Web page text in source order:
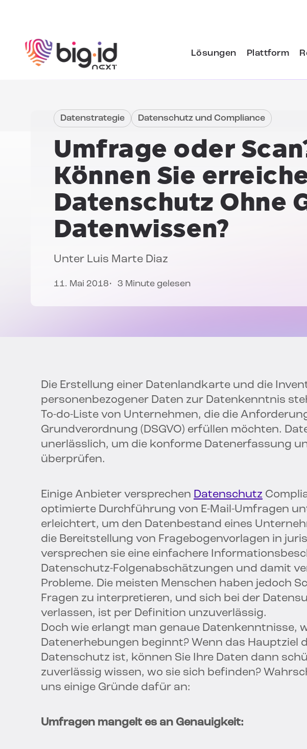
Lösungen Plattform
Datenstrategie Datenschutz und Compliance
Umfrage oder
Können Sie
Datenschutz Ohne
Datenwissen?
Unter Luis Marte Diaz
11. Mai 2018 3 Minute gelesen
Die Erstellung einer Datenlandkarte und die
personenbezogener Daten zur Datenkenntnis
To-do-Liste von Unternehmen, die die
Grundverordnung (DSGVO) erfüllen möchten.
unerlässlich, um die konforme Datenerfassung
überprüfen.
Einige Anbieter versprechen Datenschutz
optimierte Durchführung von E-Mail-Umfragen
erleichtert, um den Datenbestand eines
die Bereitstellung von Fragebogenvorlagen in
versprechen sie eine einfachere
Datenschutz-Folgenabschätzungen und damit
Probleme. Die meisten Menschen haben jedoch
Fragen zu interpretieren, und sich bei der
verlassen, ist per Definition unzuverlässig.
Doch wie erlangt man genaue Datenkenntnisse,
Datenerhebungen beginnt? Wenn das Hauptziel
Datenschutz ist, können Sie Ihre Daten dann
zuverlässig wissen, wo sie sich befinden?
uns einige Gründe dafür an:
Umfragen mangelt es an Genauigkeit: